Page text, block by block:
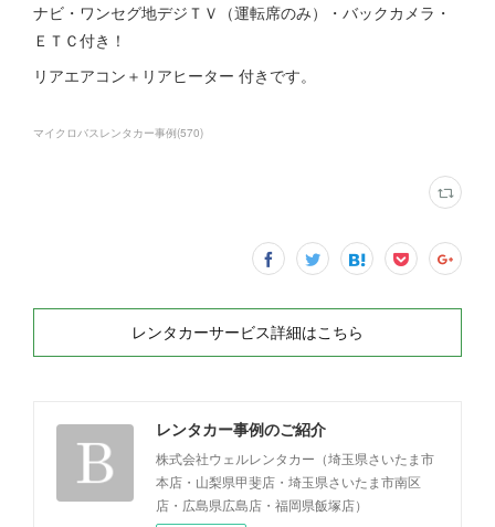
ナビ・ワンセグ地デジＴＶ（運転席のみ）・バックカメラ・
ＥＴＣ付き！
リアエアコン＋リアヒーター 付きです。
マイクロバスレンタカー事例(570)
レンタカーサービス詳細はこちら
レンタカー事例のご紹介
株式会社ウェルレンタカー（埼玉県さいたま市
本店・山梨県甲斐店・埼玉県さいたま市南区
店・広島県広島店・福岡県飯塚店）